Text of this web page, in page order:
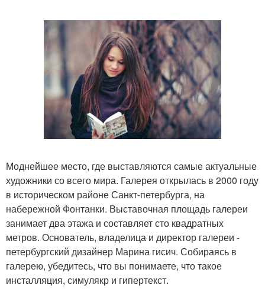
Моднейшее место, где выставляются самые актуальные
художники со всего мира. Галерея открылась в 2000 году
в историческом районе Санкт-петербурга, на
набережной Фонтанки. Выставочная площадь галереи
занимает два этажа и составляет сто квадратных
метров. Основатель, владелица и директор галереи -
петербургский дизайнер Марина гисич. Собираясь в
галерею, убедитесь, что вы понимаете, что такое
инсталляция, симулякр и гипертекст.